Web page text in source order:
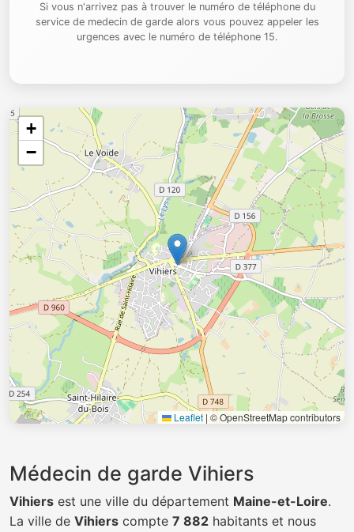
Si vous n'arrivez pas à trouver le numéro de téléphone du
service de medecin de garde alors vous pouvez appeler les
urgences avec le numéro de téléphone 15.
+
−
Leaflet | © OpenStreetMap contributors
Médecin de garde Vihiers
Vihiers est une ville du département Maine-et-Loire.
La ville de Vihiers compte 7 882 habitants et nous